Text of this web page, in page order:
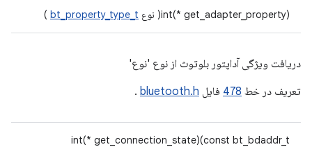
int(* get_adapter_property)( نوع bt_property_type_t
)
دریافت ویژگی آداپتور بلوتوث از نوع 'نوع'
تعریف در خط 478 فایل bluetooth.h
.
int(* get_connection_state)(const bt_bdaddr_t